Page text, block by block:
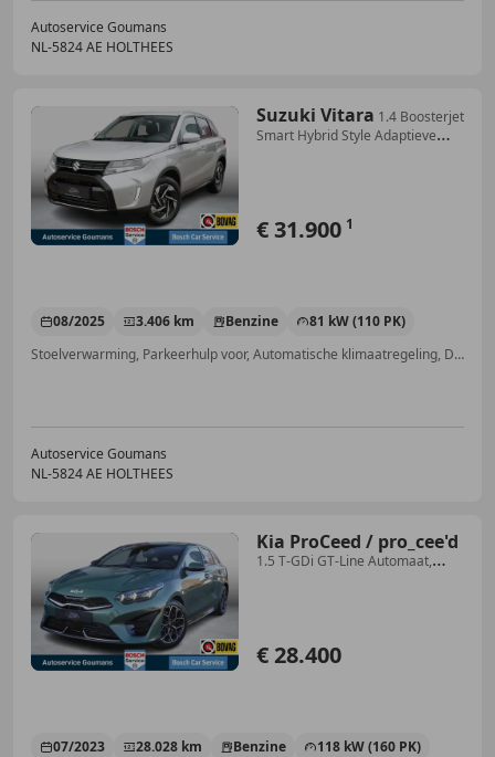
Autoservice Goumans
NL-5824 AE HOLTHEES
Suzuki Vitara 1.4 Boosterjet
Smart Hybrid Style Adaptieve
€ 31.900 1
08/2025 3.406 km Benzine
81 kW (110 PK)
Stoelverwarming, Parkeerhulp voor, Automatische klimaatregeling, Dodehoekdetectie, Getinte ramen, Alarm, Android Auto, Navigatiesysteem
Autoservice Goumans
NL-5824 AE HOLTHEES
Kia ProCeed / pro_cee'd
1.5 T-GDi GT-Line Automaat,
€ 28.400
07/2023 28.028 km Benzine
118 kW (160 PK)